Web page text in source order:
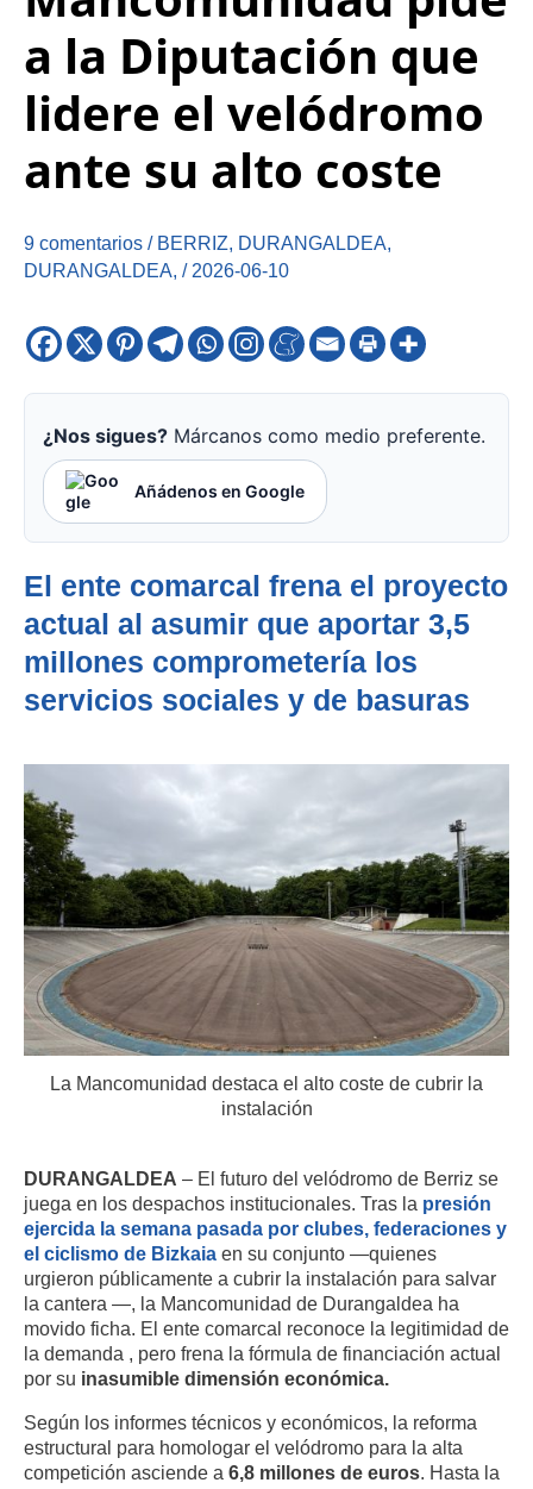
a la Diputación que
lidere el velódromo
ante su alto coste
9 comentarios / BERRIZ, DURANGALDEA,
DURANGALDEA, / 2026-06-10
¿Nos sigues? Márcanos como medio preferente.
Añádenos en Google
El ente comarcal frena el proyecto
actual al asumir que aportar 3,5
millones comprometería los
servicios sociales y de basuras
La Mancomunidad destaca el alto coste de cubrir la
instalación
DURANGALDEA – El futuro del velódromo de Berriz se
juega en los despachos institucionales. Tras la presión
ejercida la semana pasada por clubes, federaciones y
el ciclismo de Bizkaia en su conjunto —quienes
urgieron públicamente a cubrir la instalación para salvar
la cantera —, la Mancomunidad de Durangaldea ha
movido ficha. El ente comarcal reconoce la legitimidad de
la demanda , pero frena la fórmula de financiación actual
por su inasumible dimensión económica.
Según los informes técnicos y económicos, la reforma
estructural para homologar el velódromo para la alta
competición asciende a 6,8 millones de euros. Hasta la